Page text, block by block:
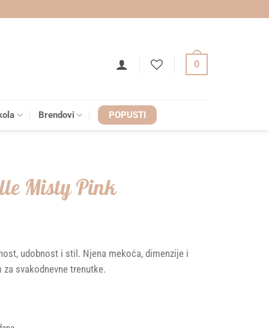
0
Brendovi POPUSTI
Misty Pink
udobnost i stil. Njena mekoća, dimenzije i
svakodnevne trenutke.